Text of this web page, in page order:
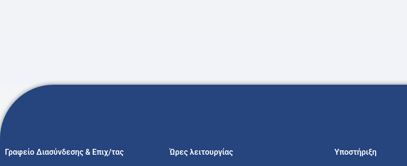
Γραφείο Διασύνδεσης & Επιχ/τας Ώρες λειτουργίας Υποστήριξη